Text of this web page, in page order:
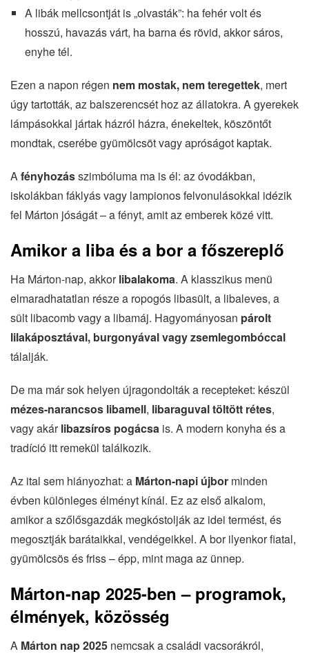
A libák mellcsontját is „olvasták”: ha fehér volt és
hosszú, havazás várt, ha barna és rövid, akkor sáros,
enyhe tél.
Ezen a napon régen nem mostak, nem teregettek, mert
úgy tartották, az balszerencsét hoz az állatokra. A gyerekek
lámpásokkal jártak házról házra, énekeltek, köszöntőt
mondtak, cserébe gyümölcsöt vagy apróságot kaptak.
Afényhozásszimbóluma ma is él: az óvodákban,
iskolákban fáklyás vagy lampionos felvonulásokkal idézik
fel Márton jóságát – a fényt, amit az emberek közé vitt.
Amikor a liba és a bor a főszereplő
Ha Márton-nap, akkorlibalakoma. A klasszikus menü
elmaradhatatlan része a ropogós libasült, a libaleves, a
sült libacomb vagy a libamáj. Hagyományosan párolt
lilakáposztával, burgonyával vagy zsemlegombóccal
tálalják.
De ma már sok helyen újragondolták a recepteket: készül
mézes-narancsos libamell, libaraguval töltött rétes,
vagy akárlibazsíros pogácsa is. A modern konyha és a
tradíció itt remekül találkozik.
Az ital sem hiányozhat: a Márton-napi újbor minden
évben különleges élményt kínál. Ez az első alkalom,
amikor a szőlősgazdák megkóstolják az idei termést, és
megosztják barátaikkal, vendégeikkel. A bor ilyenkor fiatal,
gyümölcsös és friss – épp, mint maga az ünnep.
Márton-nap 2025-ben – programok,
élmények, közösség
A Márton nap 2025 nemcsak a családi vacsorákról,